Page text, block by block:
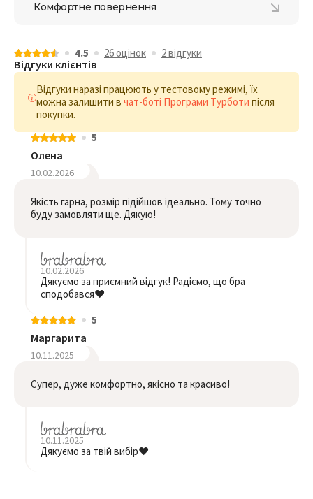
Комфортне повернення
4.5 26 оцiнок 2 відгуки
Відгуки клієнтів
Відгуки наразі працюють у тестовому режимі, їх
можна залишити в чат-боті Програми Турботи після
покупки.
5
Олена
10.02.2026
Якість гарна, розмір підійшов ідеально. Тому точно
буду замовляти ще. Дякую!
10.02.2026
Дякуємо за приємний відгук! Радіємо, що бра
сподобався❤️
5
Маргарита
10.11.2025
Супер, дуже комфортно, якісно та красиво!
10.11.2025
Дякуємо за твій вибір❤️